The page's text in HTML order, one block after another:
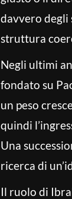
davvero degli
struttura
Negli ultimi
fondato su
un peso
quindi
Una
ricerca di
Il ruolo di